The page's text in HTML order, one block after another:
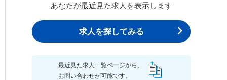
あなたが最近見た求人を表示します
求人を探してみる
最近見た求人一覧ページから、
お問い合わせが可能です。